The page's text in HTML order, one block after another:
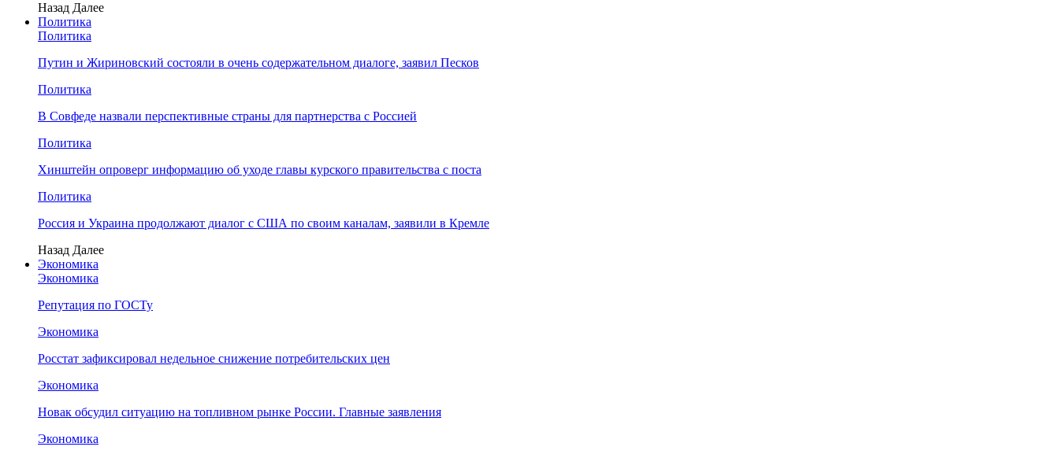
Назад Далее
Политика
Политика
Путин и Жириновский состояли в очень содержательном диалоге, заявил Песков
Политика
В Совфеде назвали перспективные страны для партнерства с Россией
Политика
Хинштейн опроверг информацию об уходе главы курского правительства с поста
Политика
Россия и Украина продолжают диалог с США по своим каналам, заявили в Кремле
Назад Далее
Экономика
Экономика
Репутация по ГОСТу
Экономика
Росстат зафиксировал недельное снижение потребительских цен
Экономика
Новак обсудил ситуацию на топливном рынке России. Главные заявления
Экономика